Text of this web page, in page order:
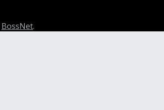
BossNet.